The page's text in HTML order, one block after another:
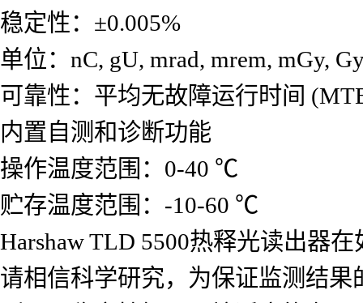
稳定性：±0.005%
单位：nC, gU, mrad, mrem, mGy,
可靠性：平均无故障运行时间
内置自测和诊断功能
操作温度范围：0-40 ℃
贮存温度范围：-10-60 ℃
Harshaw TLD 5500热释光读出器
请相信科学研究，为保证监测结